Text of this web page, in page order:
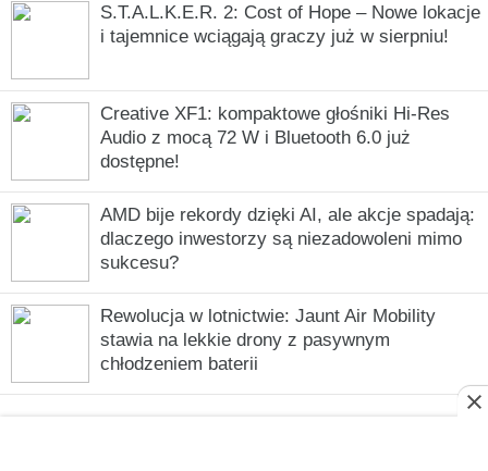
S.T.A.L.K.E.R. 2: Cost of Hope – Nowe lokacje
i tajemnice wciągają graczy już w sierpniu!
Creative XF1: kompaktowe głośniki Hi-Res
Audio z mocą 72 W i Bluetooth 6.0 już
dostępne!
AMD bije rekordy dzięki AI, ale akcje spadają:
dlaczego inwestorzy są niezadowoleni mimo
sukcesu?
Rewolucja w lotnictwie: Jaunt Air Mobility
stawia na lekkie drony z pasywnym
chłodzeniem baterii